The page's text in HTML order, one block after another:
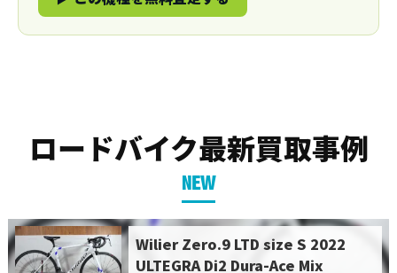
ロードバイク最新買取事例
NEW
Wilier Zero.9 LTD size S 2022
ULTEGRA Di2 Dura-Ace Mix